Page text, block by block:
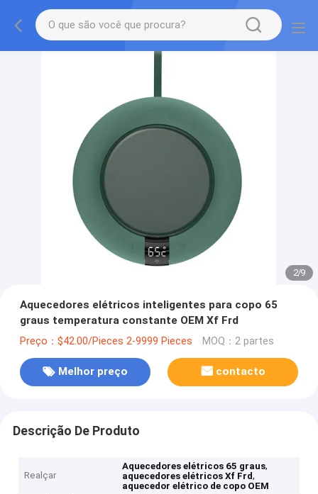
2/9
Aquecedores elétricos inteligentes para copo 65
graus temperatura constante OEM Xf Frd
Preço：$42.00/Pieces 2-9999 Pieces MOQ：2 partes
Melhor preço contacto
Descrição De Produto
Realçar
Aquecedores elétricos 65 graus,
aquecedores elétricos Xf Frd,
aquecedor elétrico de copo OEM